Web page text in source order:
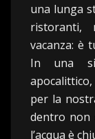
una lunga
ristoranti,
vacanza: è
In una
per la
dentro non
l’acqua è